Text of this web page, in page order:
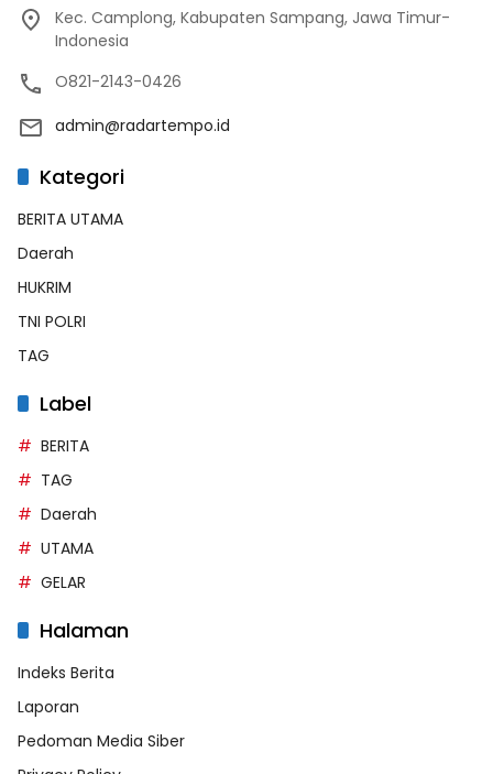
Kec. Camplong, Kabupaten Sampang, Jawa Timur-
Indonesia
O821-2143-0426
admin@radartempo.id
Kategori
BERITA UTAMA
Daerah
HUKRIM
TNI POLRI
TAG
Label
BERITA
TAG
Daerah
UTAMA
GELAR
Halaman
Indeks Berita
Laporan
Pedoman Media Siber